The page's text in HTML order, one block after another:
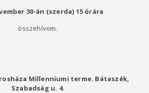
30-án (szerda) 15 órára
összehívom.
Millenniumi terme. Bátaszék,
Szabadság u. 4.